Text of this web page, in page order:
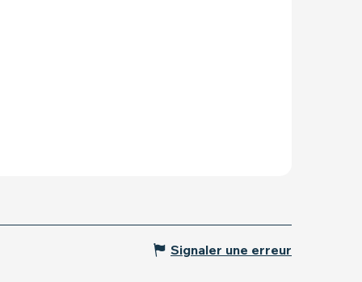
Signaler une erreur